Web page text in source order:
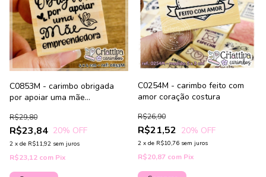
C0853M - carimbo obrigada
por apoiar uma mãe
R$23,84
R$29,80
20% OFF
2 x de R$11,92 sem juros
R$23,12 com Pix
C0254M - carimbo feito com
amor coração costura
R$21,52
R$26,90
20% OFF
2 x de R$10,76 sem juros
R$20,87 com Pix